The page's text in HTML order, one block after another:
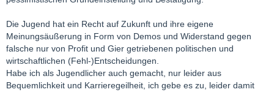
Die Jugend hat ein Recht auf Zukunft und ihre eigene
Meinungsäußerung in Form von Demos und Widerstand gegen
falsche nur von Profit und Gier getriebenen politischen und
wirtschaftlichen (Fehl-)Entscheidungen.
Habe ich als Jugendlicher auch gemacht, nur leider aus
Bequemlichkeit und Karrieregeilheit, ich gebe es zu, leider damit